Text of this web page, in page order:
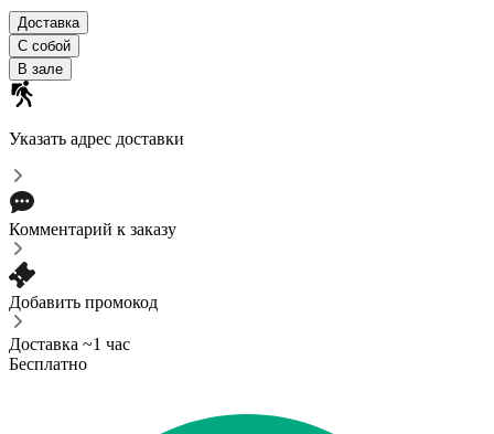
Доставка
С собой
В зале
Указать адрес доставки
Комментарий к заказу
Добавить промокод
Доставка ~1 час
Бесплатно